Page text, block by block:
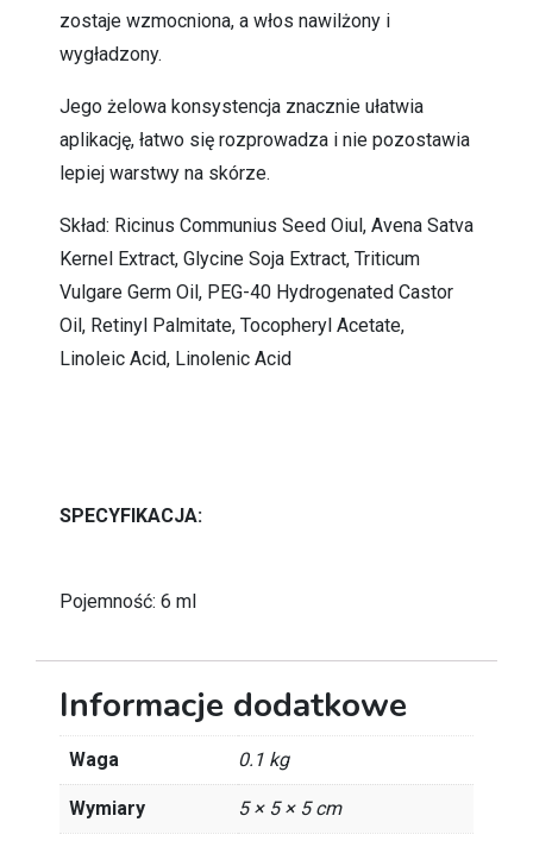
zostaje wzmocniona, a włos nawilżony i
wygładzony.
Jego żelowa konsystencja znacznie ułatwia
aplikację, łatwo się rozprowadza i nie pozostawia
lepiej warstwy na skórze.
Skład: Ricinus Communius Seed Oiul, Avena Satva
Kernel Extract, Glycine Soja Extract, Triticum
Vulgare Germ Oil, PEG-40 Hydrogenated Castor
Oil, Retinyl Palmitate, Tocopheryl Acetate,
Linoleic Acid, Linolenic Acid
SPECYFIKACJA:
Pojemność: 6 ml
Informacje dodatkowe
Waga 0.1 kg
Wymiary 5 × 5 × 5 cm